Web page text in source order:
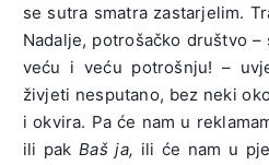
se sutra smatra zastarjelim.
Nadalje, potrošačko društvo
veću i veću potrošnju! –
živjeti nesputano, bez neki
i okvira. Pa će nam u
ili pakBaš ja, ili će nam u